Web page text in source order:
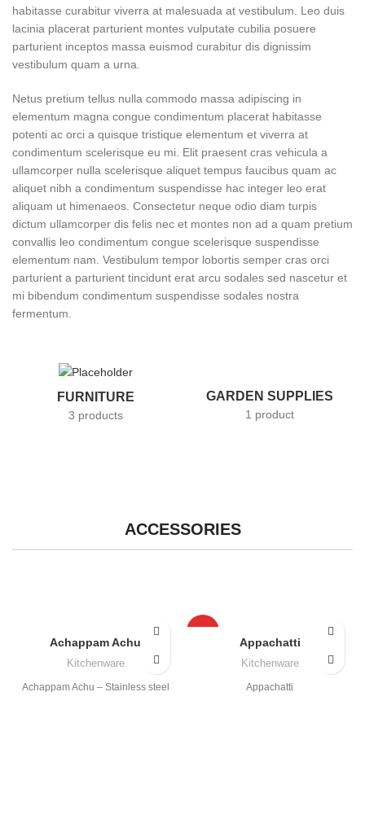
habitasse curabitur viverra at malesuada at vestibulum. Leo duis
lacinia placerat parturient montes vulputate cubilia posuere
parturient inceptos massa euismod curabitur dis dignissim
vestibulum quam a urna.
Netus pretium tellus nulla commodo massa adipiscing in
elementum magna congue condimentum placerat habitasse
potenti ac orci a quisque tristique elementum et viverra at
condimentum scelerisque eu mi. Elit praesent cras vehicula a
ullamcorper nulla scelerisque aliquet tempus faucibus quam ac
aliquet nibh a condimentum suspendisse hac integer leo erat
aliquam ut himenaeos. Consectetur neque odio diam turpis
dictum ullamcorper dis felis nec et montes non ad a quam pretium
convallis leo condimentum congue scelerisque suspendisse
elementum nam. Vestibulum tempor lobortis semper cras orci
parturient a parturient tincidunt erat arcu sodales sed nascetur et
mi bibendum condimentum suspendisse sodales nostra
fermentum.
FURNITURE
3 products
GARDEN SUPPLIES
1 product
ACCESSORIES
Achappam Achu
Kitchenware
Achappam Achu – Stainless steel
Appachatti
Kitchenware
Appachatti